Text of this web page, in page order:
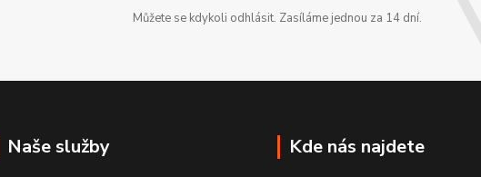
Můžete se kdykoli odhlásit. Zasíláme jednou za 14 dní.
Naše služby Kde nás najdete